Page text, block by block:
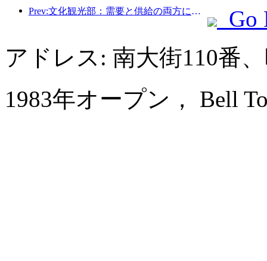
Prev:文化観光部：需要と供給の両方に焦点を当て、文化と観光の消費活動と旅行を指導します。
Go
アドレス: 南大街110番
1983年オープン， Bell